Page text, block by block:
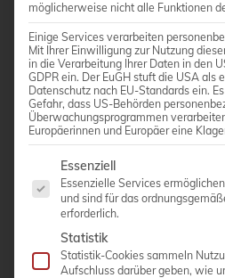
PHILIPS
möglicherweise nicht alle Funktionen
Einige Services verarbeiten
Mit Ihrer Einwilligung zur Nutzung
in die Verarbeitung Ihrer Daten in den
GDPR ein. Der EuGH stuft die USA als
Datenschutz nach EU-Standards ein.
Gefahr, dass US-Behörden
Überwachungsprogrammen
Europäerinnen und Europäer eine
Es folgt eine Liste der
Essenziell
Essenzielle Services
und sind für das
erforderlich.
Statistik
Statistik-Cookies sammeln
Aufschluss darüber geben, wie